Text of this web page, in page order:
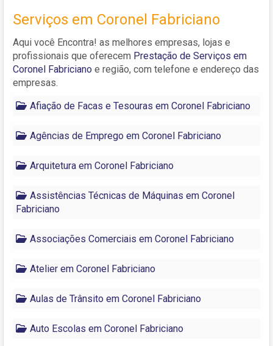
Serviços em Coronel Fabriciano
Aqui você Encontra! as melhores empresas, lojas e
profissionais que oferecem Prestação de Serviços em
Coronel Fabriciano e região, com telefone e endereço das
empresas.
Afiação de Facas e Tesouras em Coronel Fabriciano
Agências de Emprego em Coronel Fabriciano
Arquitetura em Coronel Fabriciano
Assistências Técnicas de Máquinas em Coronel
Fabriciano
Associações Comerciais em Coronel Fabriciano
Atelier em Coronel Fabriciano
Aulas de Trânsito em Coronel Fabriciano
Auto Escolas em Coronel Fabriciano